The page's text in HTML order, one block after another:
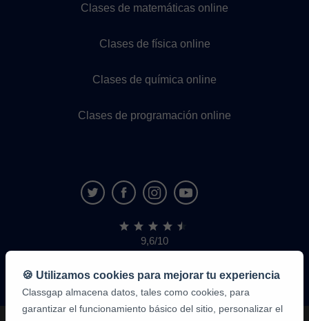
Clases de matemáticas online
Clases de física online
Clases de química online
Clases de programación online
9,6/10
1.339.284
de
alumnos
🍪 Utilizamos cookies para mejorar tu experiencia
Classgap almacena datos, tales como cookies, para
garantizar el funcionamiento básico del sitio, personalizar el